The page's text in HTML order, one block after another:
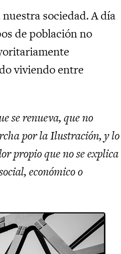
sociedad. A día
de población no
viviendo entre
se renueva, que no
por la Ilustración, y lo
propio que no se explica
económico o